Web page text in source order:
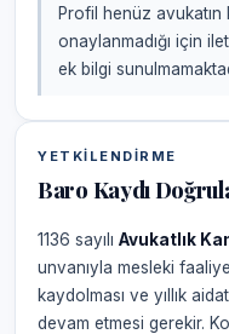
Profil henüz
onaylanmadığı için
ek bilgi
YETKILENDIRME
Baro Kaydı
1136 sayılı Avukatlık
unvanıyla mesleki
kaydolması ve yıllık
devam etmesi gerekir.